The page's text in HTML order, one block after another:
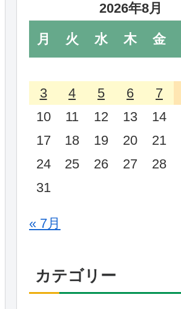
2026年8月
月 火 水 木 金
3
4 5 6 7
10
11 12 13 14
17
18 19 20 21
24
25 26 27 28
31
« 7月
カテゴリー